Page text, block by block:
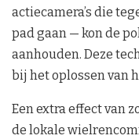
actiecamera’s die
pad gaan — kon de
aanhouden. Deze
bij het oplossen van
Een extra effect van
de lokale